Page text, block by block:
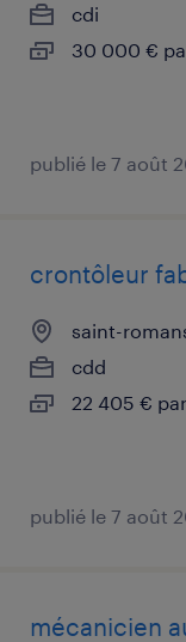
cdi
30 000 €
publié le 7 août
crontôleur
saint-
cdd
22 405 €
publié le 7 août
mécanicien